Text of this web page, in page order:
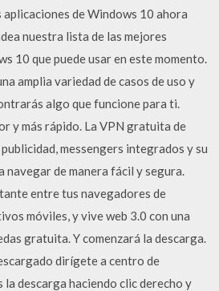
de Windows 10 ahora
nuestra lista de las mejores
10 que puede usar en este momento.
amplia variedad de casos de uso y
algo que funcione para ti.
y más rápido. La VPN gratuita de
messengers integrados y su
navegar de manera fácil y segura.
entre tus navegadores de
móviles, y vive web 3.0 con una
gratuita. Y comenzará la descarga.
dirígete a centro de
la descarga haciendo clic derecho y